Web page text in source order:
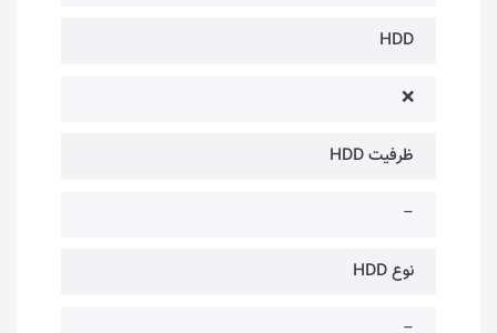
HDD
❌
ظرفیت HDD
–
نوع HDD